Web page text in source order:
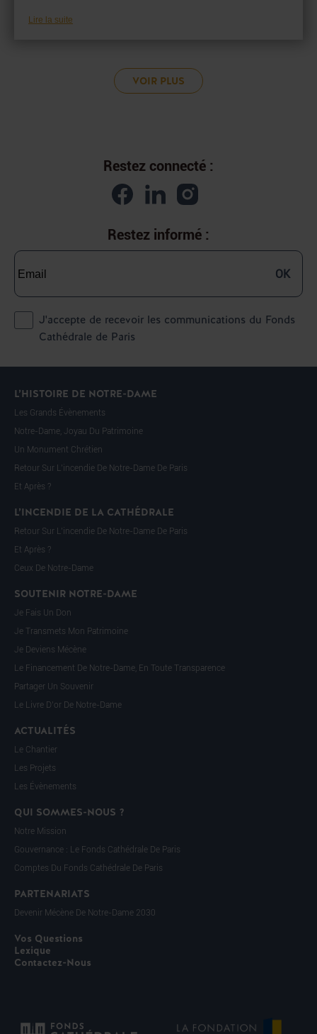
Lire la suite
VOIR PLUS
Restez connecté :
Restez informé :
J'accepte de recevoir les communications du Fonds
Cathédrale de Paris
OK
L’HISTOIRE DE NOTRE-DAME
Les Grands Évènements
Notre-Dame, Joyau Du Patrimoine
Un Monument Chrétien
Retour Sur L’incendie De Notre-Dame De Paris
Et Après ?
L’INCENDIE DE LA CATHÉDRALE
Retour Sur L’incendie De Notre-Dame De Paris
Et Après ?
Ceux De Notre-Dame
SOUTENIR NOTRE-DAME
Je Fais Un Don
Je Transmets Mon Patrimoine
Je Deviens Mécène
Le Financement De Notre-Dame, En Toute Transparence
Partager Un Souvenir
Le Livre D’or De Notre-Dame
ACTUALITÉS
Le Chantier
Les Projets
Les Évènements
QUI SOMMES-NOUS ?
Notre Mission
Gouvernance : Le Fonds Cathédrale De Paris
Comptes Du Fonds Cathédrale De Paris
PARTENARIATS
Devenir Mécène De Notre-Dame 2030
Vos Questions
Lexique
Contactez-Nous